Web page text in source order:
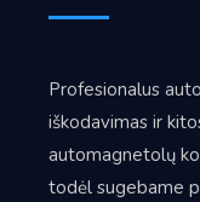
Profesionalus
iškodavimas ir
automagnetolų
todėl sugebame